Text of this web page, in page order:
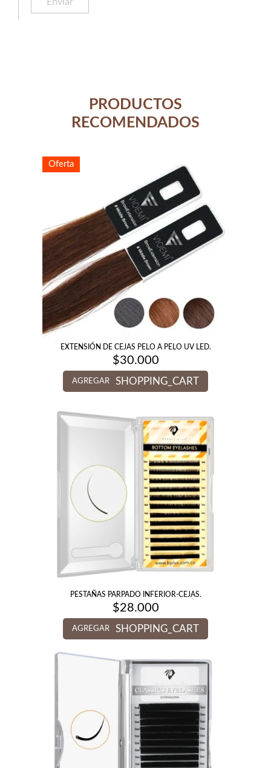
PRODUCTOS
RECOMENDADOS
EXTENSIÓN DE CEJAS PELO A PELO UV LED.
$30.000
AGREGAR SHOPPING_CART
PESTAÑAS PARPADO INFERIOR-CEJAS.
$28.000
AGREGAR SHOPPING_CART
Oferta